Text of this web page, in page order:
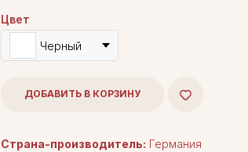
Цвет
Черный
ДОБАВИТЬ В КОРЗИНУ
Страна-производитель: Германия